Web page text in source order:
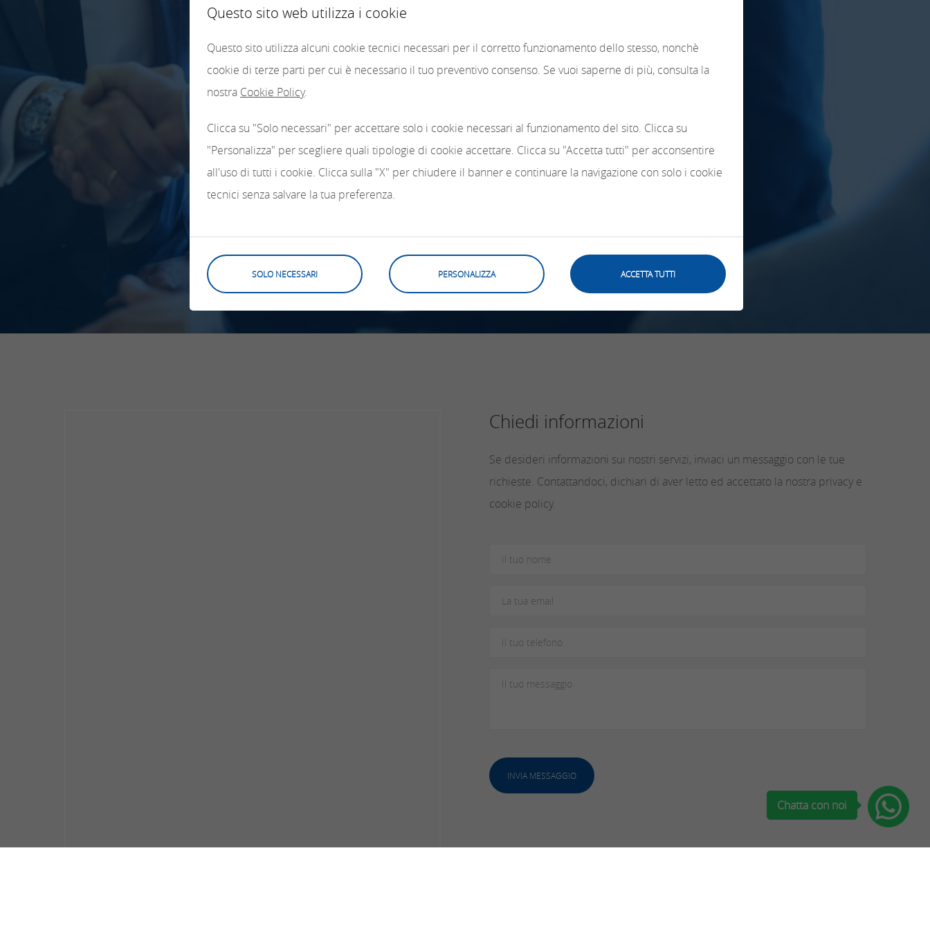
Questo sito web utilizza i cookie
Questo sito utilizza alcuni cookie tecnici necessari per il corretto funzionamento dello stesso, nonchè
cookie di terze parti per cui è necessario il tuo preventivo consenso. Se vuoi saperne di più, consulta la
nostra Cookie Policy.
Clicca su "Solo necessari" per accettare solo i cookie necessari al funzionamento del sito. Clicca su
"Personalizza" per scegliere quali tipologie di cookie accettare. Clicca su "Accetta tutti" per acconsentire
all'uso di tutti i cookie. Clicca sulla "X" per chiudere il banner e continuare la navigazione con solo i cookie
tecnici senza salvare la tua preferenza.
SOLO NECESSARI PERSONALIZZA ACCETTA TUTTI
Chiedi informazioni
Se desideri informazioni sui nostri servizi, inviaci un messaggio con le tue
richieste. Contattandoci, dichiari di aver letto ed accettato la nostra privacy e
cookie policy.
Chatta con noi